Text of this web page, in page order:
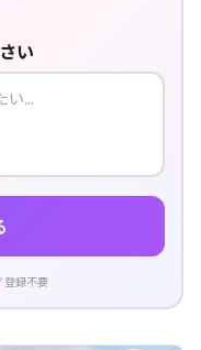
い
登録不要